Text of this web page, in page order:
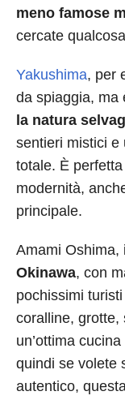
meno famose
cercate
Yakushima, per
da spiaggia, ma
la natura
sentieri mistici e
totale. È
modernità,
principale.
Amami Oshima,
Okinawa, con
pochissimi
coralline, grotte,
un’ottima
quindi se volete
autentico,